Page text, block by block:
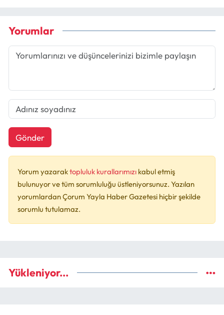
Yorumlar
Gönder
Yorum yazaraktopluluk kurallarımızı kabul etmiş
bulunuyor ve tüm sorumluluğu üstleniyorsunuz. Yazılan
yorumlardan Çorum Yayla Haber Gazetesi hiçbir şekilde
sorumlu tutulamaz.
Yükleniyor...